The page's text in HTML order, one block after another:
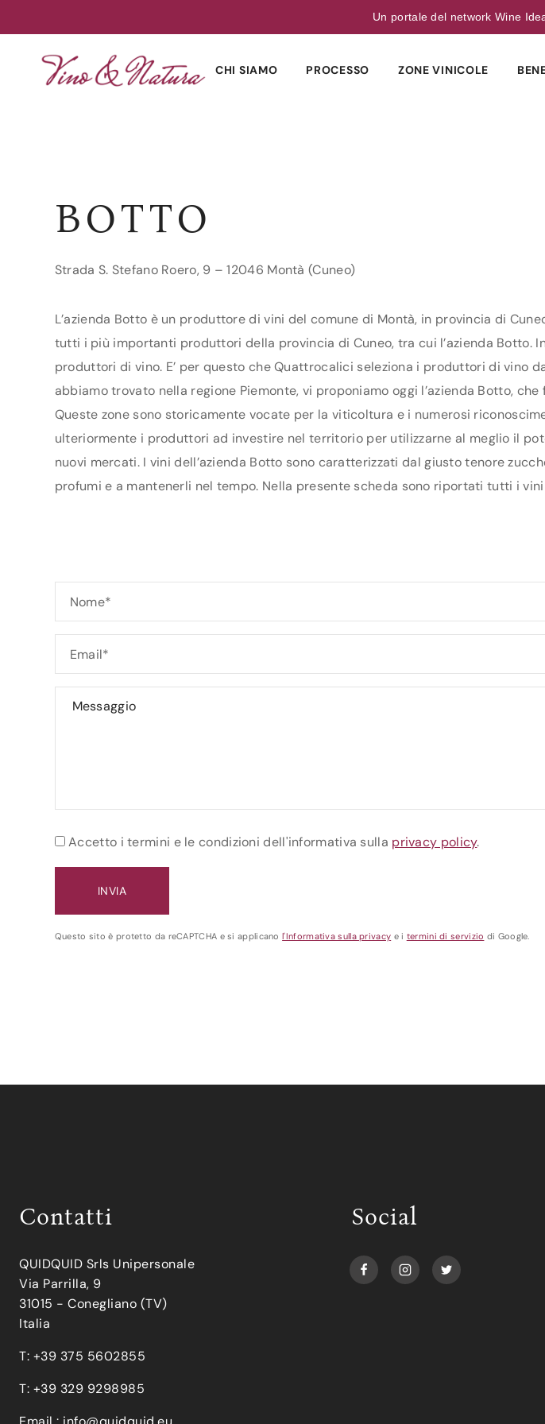
Un portale del network Wine
CHI SIAMO PROCESSO ZONE VINICOLE
BOTTO
Strada S. Stefano Roero, 9 – 12046 Montà (Cuneo)
L’azienda Botto è un produttore di vini del comune di Montà, in provincia di
tutti i più importanti produttori della provincia di Cuneo, tra cui l’azienda Botto.
produttori di vino. E’ per questo che Quattrocalici seleziona i produttori di vino
abbiamo trovato nella regione Piemonte, vi proponiamo oggi l’azienda Botto,
Queste zone sono storicamente vocate per la viticoltura e i numerosi
ulteriormente i produttori ad investire nel territorio per utilizzarne al meglio il
nuovi mercati. I vini dell’azienda Botto sono caratterizzati dal giusto tenore
profumi e a mantenerli nel tempo. Nella presente scheda sono riportati tutti i
Accetto i termini e le condizioni dell'informativa sulla privacy policy.
Questo sito è protetto da reCAPTCHA e si applicanol'Informativa sulla privacy e i termini di servizio di Google.
Contatti
QUIDQUID Srls Unipersonale
Via Parrilla, 9
31015 - Conegliano (TV)
Italia
T: +39 375 5602855
T: +39 329 9298985
Social